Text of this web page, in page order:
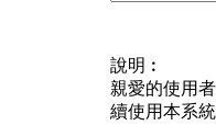
說明︰
親愛的使用
續使用本系